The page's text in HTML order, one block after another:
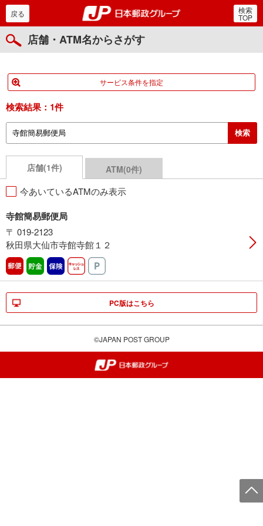
郵便局・日本郵政グルー
戻る 検索
TOP
店舗・ATM名からさがす
サービス条件を指定
検索結果： 1件
店舗(1件) ATM(0件)
今あいているATMのみ表示
寺館簡易郵便局
〒 019-2123
秋田県大仙市寺館寺館１２
郵便 貯金 保険 キャッシュレス
PC版はこちら
©JAPAN POST GROUP